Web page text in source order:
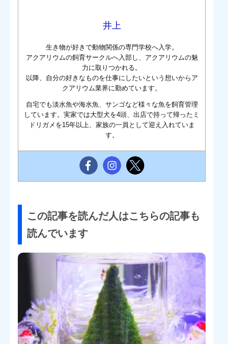
井上
生き物が好きで動物関係の専門学校へ入学。
アクアリウムの飼育サークルへ入部し、アクアリウムの魅
力に取りつかれる。
以降、自分の好きなものを仕事にしたいという想いからア
クアリウム業界に勤めています。
自宅でも淡水魚や海水魚、サンゴなど様々な魚を飼育管理
しています。実家では大型犬を4頭、出店で持って帰ったミ
ドリガメを15年以上、家族の一員として迎え入れていま
す。
この記事を読んだ人はこちらの記事も
読んでいます